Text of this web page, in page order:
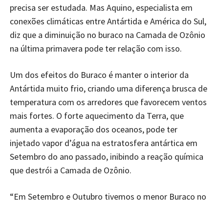
precisa ser estudada. Mas Aquino, especialista em
conexões climáticas entre Antártida e América do Sul,
diz que a diminuição no buraco na Camada de Ozônio
na última primavera pode ter relação com isso.
Um dos efeitos do Buraco é manter o interior da
Antártida muito frio, criando uma diferença brusca de
temperatura com os arredores que favorecem ventos
mais fortes. O forte aquecimento da Terra, que
aumenta a evaporação dos oceanos, pode ter
injetado vapor d’água na estratosfera antártica em
Setembro do ano passado, inibindo a reação química
que destrói a Camada de Ozônio.
“Em Setembro e Outubro tivemos o menor Buraco no